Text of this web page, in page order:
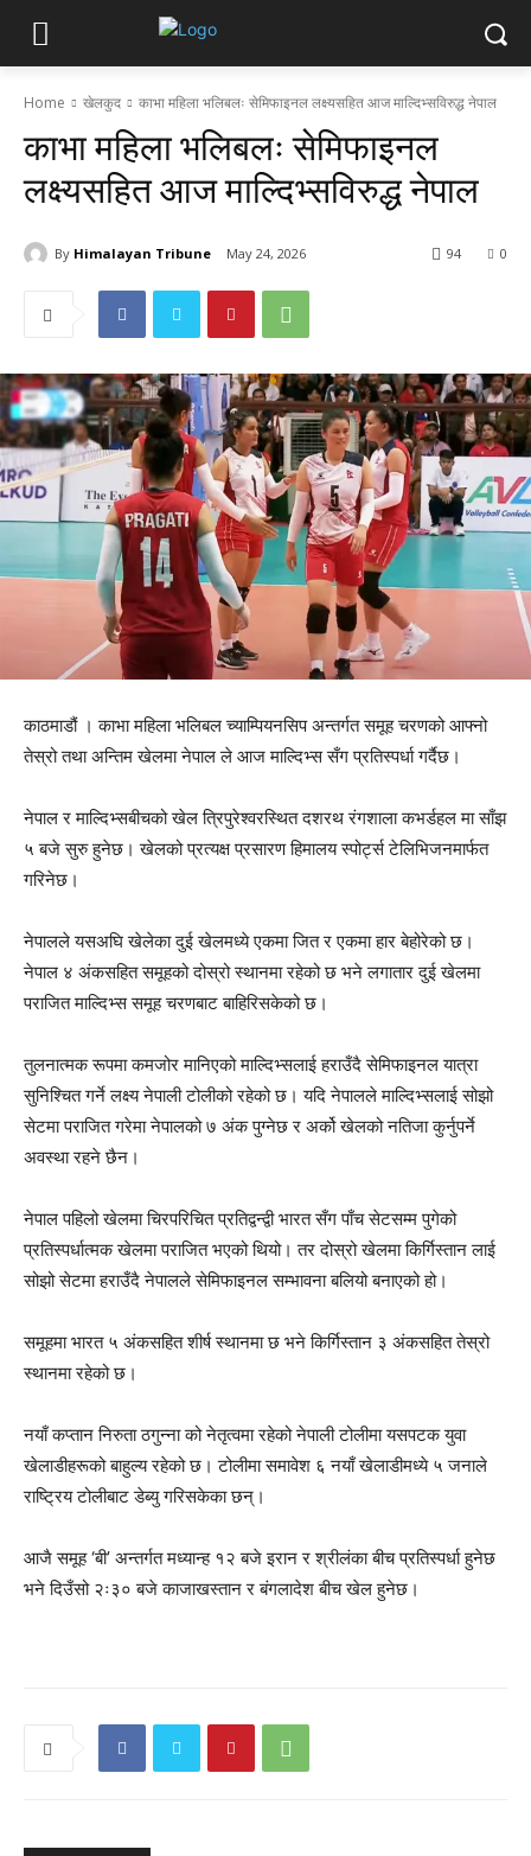
Home खेलकुद काभा महिला भलिबलः सेमिफाइनल लक्ष्यसहित आज माल्दिभ्सविरुद्ध नेपाल
काभा महिला भलिबलः सेमिफाइनल
लक्ष्यसहित आज माल्दिभ्सविरुद्ध नेपाल
By Himalayan Tribune May 24, 2026 0
94
काठमाडौं ।काभा महिला भलिबल च्याम्पियनसिपअन्तर्गत समूह चरणको आफ्नो
तेस्रो तथा अन्तिम खेलमानेपालले आजमाल्दिभ्ससँग प्रतिस्पर्धा गर्दैछ।
नेपाल र माल्दिभ्सबीचको खेल त्रिपुरेश्वरस्थितदशरथ रंगशाला कभर्डहलमा साँझ
५ बजे सुरु हुनेछ। खेलको प्रत्यक्ष प्रसारणहिमालय स्पोर्ट्सटेलिभिजनमार्फत
गरिनेछ।
नेपालले यसअघि खेलेका दुई खेलमध्ये एकमा जित र एकमा हार बेहोरेको छ।
नेपाल ४ अंकसहित समूहको दोस्रो स्थानमा रहेको छ भने लगातार दुई खेलमा
पराजित माल्दिभ्स समूह चरणबाट बाहिरिसकेको छ।
तुलनात्मक रूपमा कमजोर मानिएको माल्दिभ्सलाई हराउँदै सेमिफाइनल यात्रा
सुनिश्चित गर्ने लक्ष्य नेपाली टोलीको रहेको छ। यदि नेपालले माल्दिभ्सलाई सोझो
सेटमा पराजित गरेमा नेपालको ७ अंक पुग्नेछ र अर्को खेलको नतिजा कुर्नुपर्ने
अवस्था रहने छैन।
नेपाल पहिलो खेलमा चिरपरिचित प्रतिद्वन्द्वीभारतसँग पाँच सेटसम्म पुगेको
प्रतिस्पर्धात्मक खेलमा पराजित भएको थियो। तर दोस्रो खेलमाकिर्गिस्तानलाई
सोझो सेटमा हराउँदै नेपालले सेमिफाइनल सम्भावना बलियो बनाएको हो।
समूहमा भारत ५ अंकसहित शीर्ष स्थानमा छ भने किर्गिस्तान ३ अंकसहित तेस्रो
स्थानमा रहेको छ।
नयाँ कप्ताननिरुता ठगुन्नाको नेतृत्वमा रहेको नेपाली टोलीमा यसपटक युवा
खेलाडीहरूको बाहुल्य रहेको छ। टोलीमा समावेश ६ नयाँ खेलाडीमध्ये ५ जनाले
राष्ट्रिय टोलीबाट डेब्यु गरिसकेका छन्।
आजै समूह ‘बी’ अन्तर्गत मध्यान्ह १२ बजेइरानरश्रीलंकाबीच प्रतिस्पर्धा हुनेछ
भने दिउँसो २ः३० बजेकाजाखस्तानरबंगलादेशबीच खेल हुनेछ।